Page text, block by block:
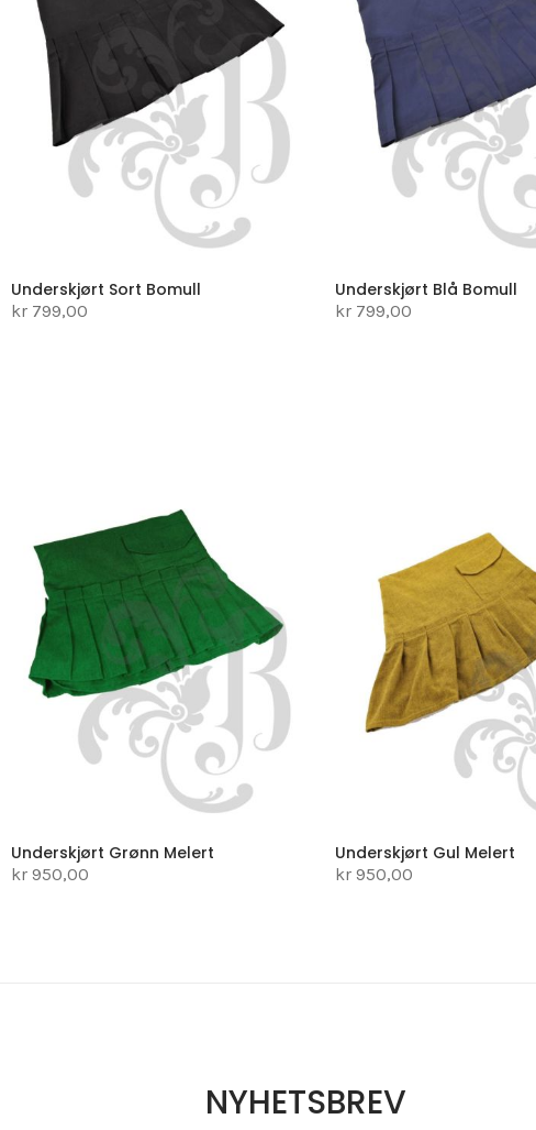
Underskjørt Sort Bomull
kr 799,00
Underskjørt Blå Bomull
kr 799,00
Underskjørt Grønn Melert
kr 950,00
Underskjørt Gul Melert
kr 950,00
NYHETSBREV